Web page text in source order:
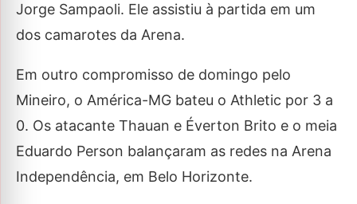
Jorge Sampaoli. Ele assistiu à partida em um
dos camarotes da Arena.
Em outro compromisso de domingo pelo
Mineiro, o América-MG bateu o Athletic por 3 a
0. Os atacante Thauan e Éverton Brito e o meia
Eduardo Person balançaram as redes na Arena
Independência, em Belo Horizonte.